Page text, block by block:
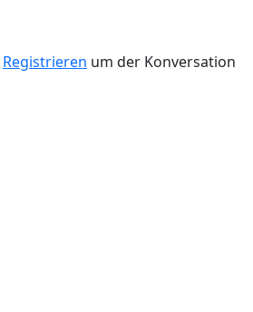
Registrieren um der Konversation